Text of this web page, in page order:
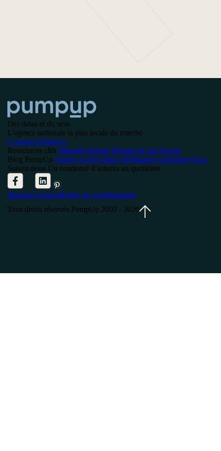
Des datas et du sens
L'agence nationale la plus locale du marché
L’agence PumpUp
Ressources clés Maturité digitale Refonte de site Export
Blog PumpUp Articles Livres blanc Webinaires ChecklistQuizz
Suivez-nous Un condensé d’astuces au quotidien
Mentions légalesRègles de confidentialite
Tous droits réservés PumpUp 2000 - 2026